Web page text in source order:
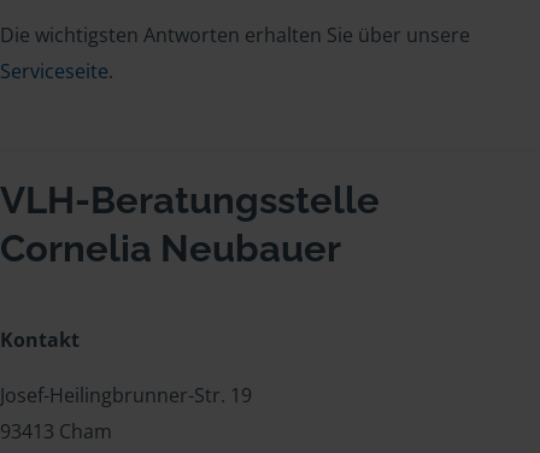
Die wichtigsten Antworten erhalten Sie über unsere
Serviceseite.
VLH-Beratungsstelle
Cornelia Neubauer
Kontakt
Josef-Heilingbrunner-Str. 19
93413 Cham